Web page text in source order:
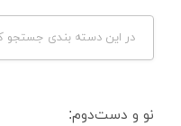
نو و دست‌دوم: